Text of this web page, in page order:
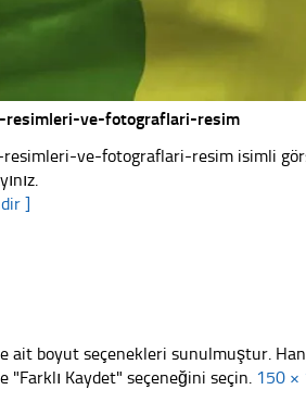
resimleri-ve-fotograflari-resim
ve-fotograflari-resim isimli
]
ait boyut seçenekleri sunulmuştur.
"Farklı Kaydet" seçeneğini seçin. 150 ×